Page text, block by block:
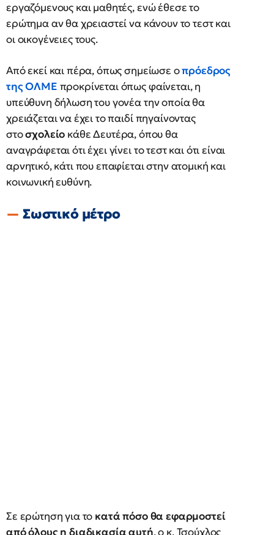
εργαζόμενους και μαθητές, ενώ έθεσε το
ερώτημα αν θα χρειαστεί να κάνουν το τεστ και
οι οικογένειες τους.
Από εκεί και πέρα, όπως σημείωσε οπρόεδρος
της ΟΛΜΕ προκρίνεται όπως φαίνεται, η
υπεύθυνη δήλωση του γονέα την οποία θα
χρειάζεται να έχει το παιδί πηγαίνοντας
στοσχολείο κάθε Δευτέρα, όπου θα
αναγράφεται ότι έχει γίνει το τεστ και ότι είναι
αρνητικό, κάτι που επαφίεται στην ατομική και
κοινωνική ευθύνη.
Σωστικό μέτρο
Σε ερώτηση για το κατά πόσο θα εφαρμοστεί
από όλους η διαδικασία αυτή, ο κ. Τσούχλος